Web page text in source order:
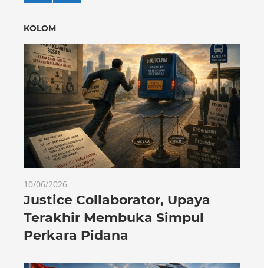
KOLOM
10/06/2026
Justice Collaborator, Upaya
Terakhir Membuka Simpul
Perkara Pidana